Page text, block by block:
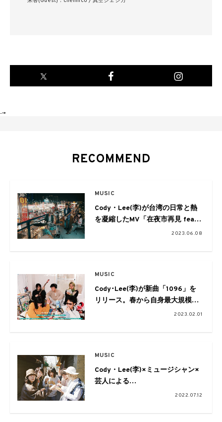
-->
RECOMMEND
MUSIC
Cody・Lee(李)が台湾の日常と熱
を凝縮したMV「在夜市再見 feat.
開
2023.06.08
MUSIC
Cody･Lee(李)が新曲「1096」を
リリース。春から自身最大規模の
2023.02.01
MUSIC
Cody・Lee(李)×ミュージシャン×
芸人による
自主企画スリーマンツアーを開催
2022.07.12